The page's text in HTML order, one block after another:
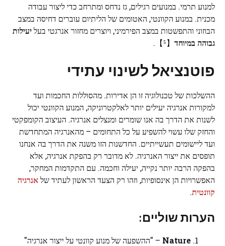
למנוע תרמי. במנועים רגילים, גז נדחס ומתרחב כדי ליצור עבודה
מכנית. במנוע הקוונטי, האטומים של הליתיום עוברים דחיסה במצב
הבוזוני והתפשטות במצב הפירמיני, ויוצרים מחזור אנרגטי בעליעילות
גבוהה במיוחד 【⁵】.
פוטנציאל לשינוי עתידי
ההשלכות של טכנולוגיה זו הן אדירות. מהסוללות החכמות ועד
למקורות אנרגיה יעילים יותר לאלקטרוניקה, המנוע הקוונטי יכול
לשנות את הדרך בה אנו שומרים ומנצלים אנרגיה. העיצוב הקומפקטי
והחזק שלו עשוי להשפיע על כל התחומים – מהאנרגיה המתחדשת
ועד ליישומים תעשייתיים. החדשנות הזו משנה את הדרך בה אנחנו
תופסים את ייצור האנרגיה. לא מדובר רק בהפקת אנרגיה, אלא
בהפקה הרבה יותר נקייה, יעילה וחכמה. עם התקדמות המחקר,
האפשרויות הן אינסופיות, וזהו רק הצעד הראשון לעתיד שלאנרגיה
קוונטית.
הערות שוליים:
Nature – "ההשפעה של מנוע קוונטי על ייצור אנרגיה"